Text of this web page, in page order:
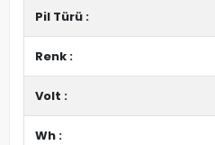
Pil Türü :
Renk :
Volt :
Wh :